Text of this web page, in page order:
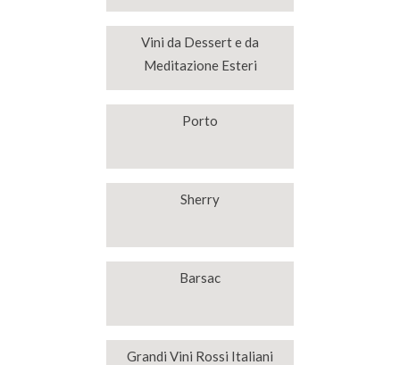
Vini da Dessert e da
Meditazione Esteri
Porto
Sherry
Barsac
Grandi Vini Rossi Italiani